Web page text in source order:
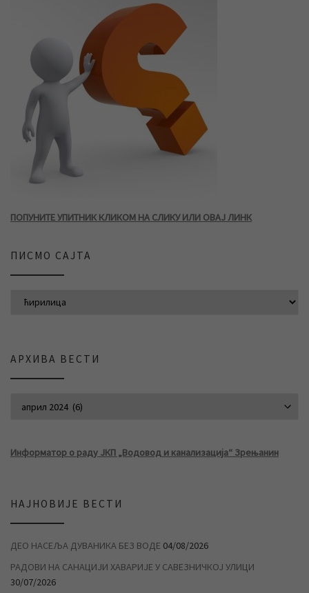
ПОПУНИТЕ УПИТНИК КЛИКОМ НА СЛИКУ ИЛИ ОВАЈ ЛИНК
ПИСМО САЈТА
АРХИВА ВЕСТИ
Информатор о раду ЈКП „Водовод и канализација“ Зрењанин
НАЈНОВИЈЕ ВЕСТИ
ДЕО НАСЕЉА ДУВАНИКА БЕЗ ВОДЕ 04/08/2026
РАДОВИ НА САНАЦИЈИ ХАВАРИЈЕ У САВЕЗНИЧКОЈ УЛИЦИ
30/07/2026